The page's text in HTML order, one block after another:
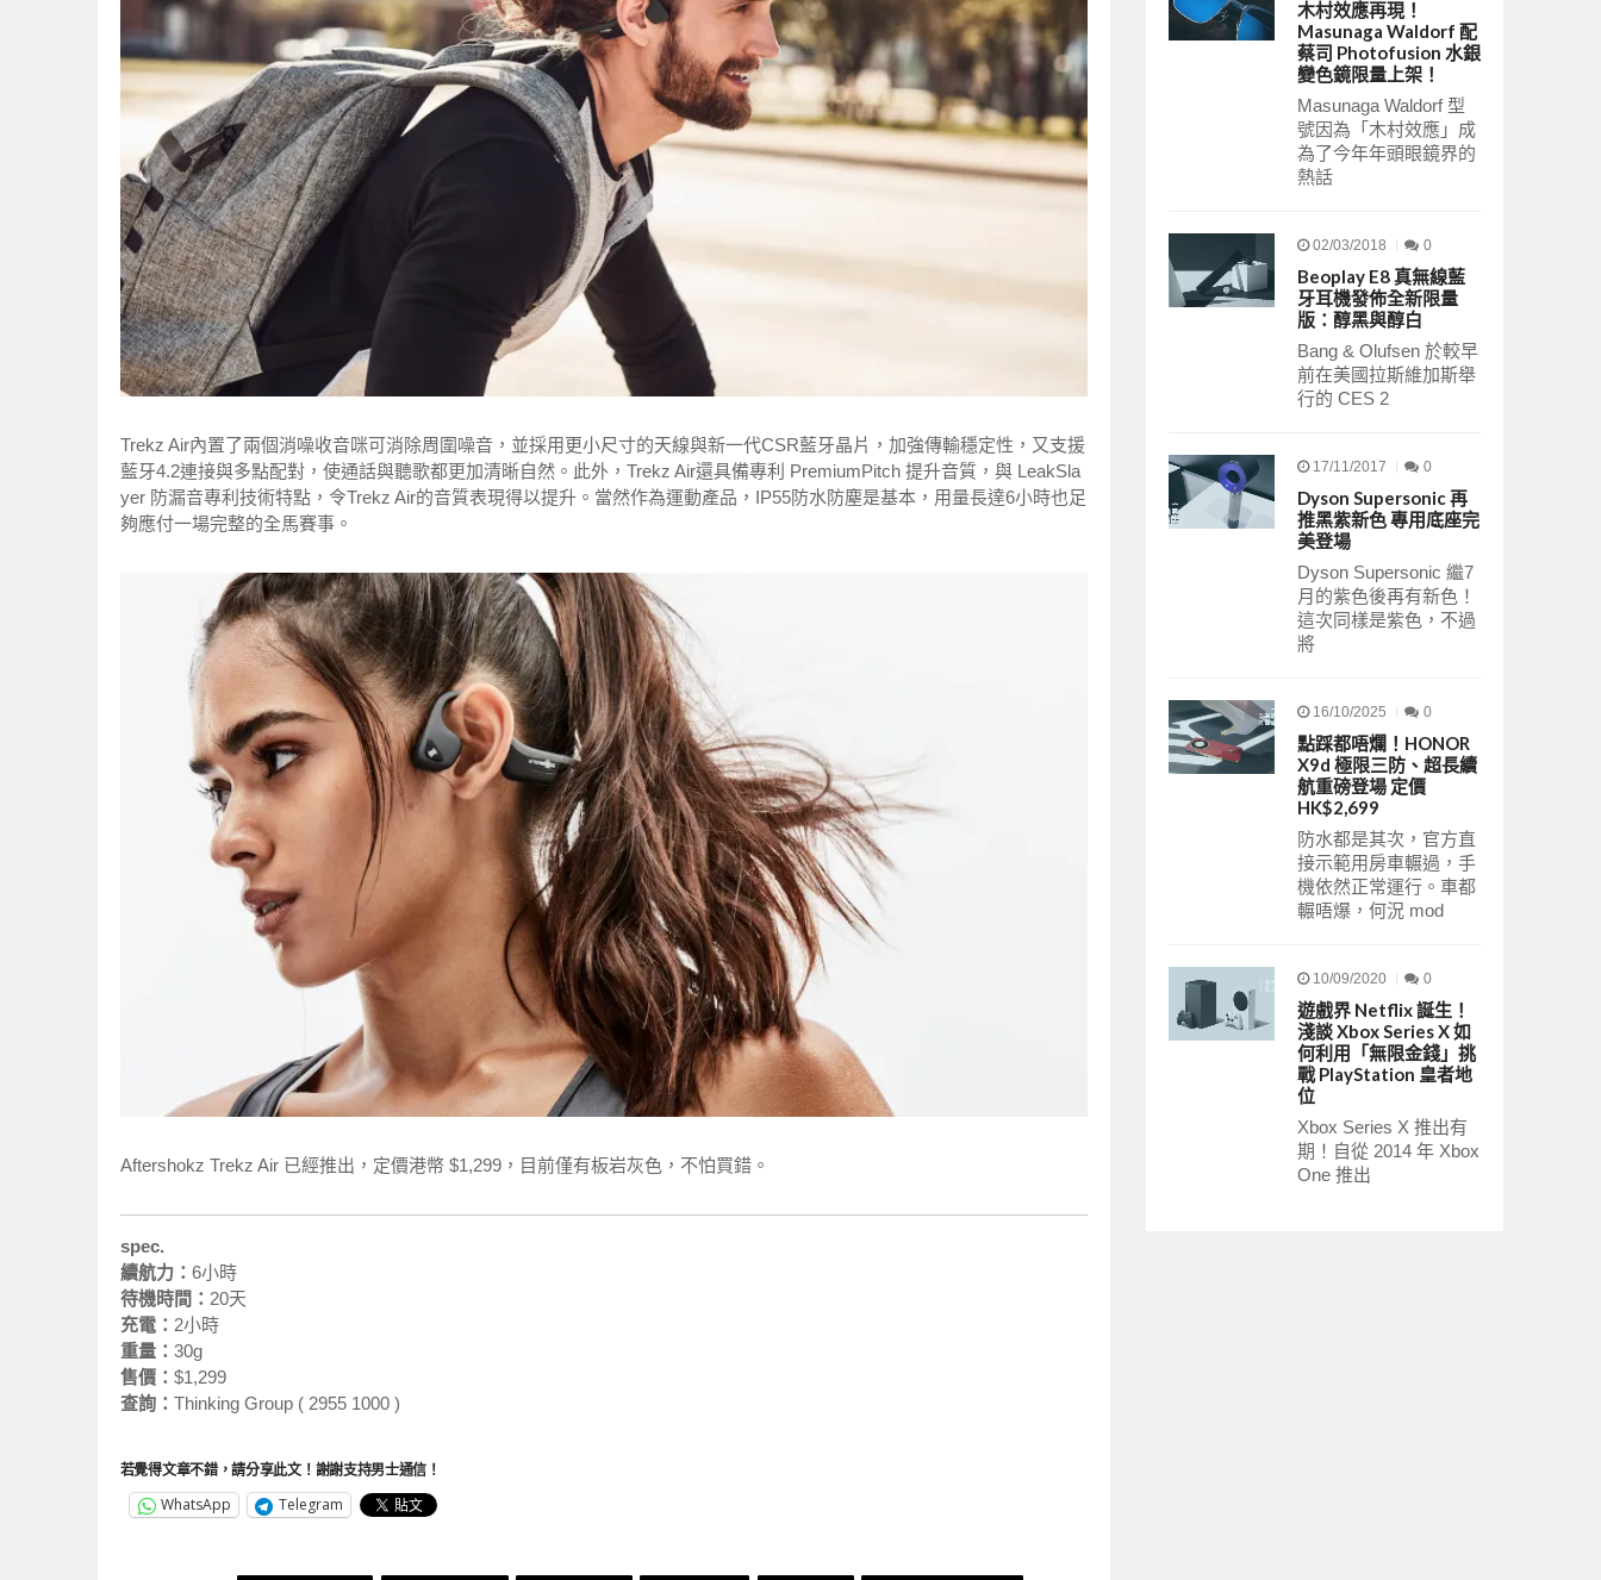
Trekz Air內置了兩個消噪收音咪可消除周圍噪音，並採用更小尺寸的天線與新一代CSR藍牙晶片，加強傳輸穩定性，又支援
藍牙4.2連接與多點配對，使通話與聽歌都更加清晰自然。此外，Trekz Air還具備專利 PremiumPitch 提升音質，與 LeakSla
yer 防漏音專利技術特點，令Trekz Air的音質表現得以提升。當然作為運動產品，IP55防水防塵是基本，用量長達6小時也足
夠應付一場完整的全馬賽事。
Aftershokz Trekz Air 已經推出，定價港幣 $1,299，目前僅有板岩灰色，不怕買錯。
spec.
續航力： 6小時
待機時間： 20天
充電： 2小時
重量： 30g
售價： $1,299
查詢： Thinking Group ( 2955 1000 )
若覺得文章不錯，請分享此文！謝謝支持男士通信！
WhatsApp Telegram
木村效應再現！
Masunaga Waldorf 配
蔡司 Photofusion 水銀
變色鏡限量上架！
Masunaga Waldorf 型
號因為「木村效應」成
為了今年年頭眼鏡界的
熱話
02/03/2018 0
Beoplay E8 真無線藍
牙耳機發佈全新限量
版：醇黑與醇白
Bang & Olufsen 於較早
前在美國拉斯維加斯舉
行的 CES 2
17/11/2017 0
Dyson Supersonic 再
推黑紫新色 專用底座完
美登場
Dyson Supersonic 繼7
月的紫色後再有新色！
這次同樣是紫色，不過
將
16/10/2025 0
點踩都唔爛！HONOR
X9d 極限三防、超長續
航重磅登場 定價
HK$2,699
防水都是其次，官方直
接示範用房車輾過，手
機依然正常運行。車都
輾唔爆，何況 mod
10/09/2020 0
遊戲界 Netflix 誕生！
淺談 Xbox Series X 如
何利用「無限金錢」挑
戰 PlayStation 皇者地
位
Xbox Series X 推出有
期！自從 2014 年 Xbox
One 推出